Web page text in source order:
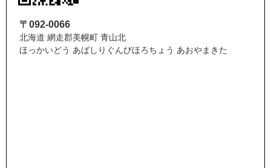
〒092-0066
北海道 網走郡美幌町 青山北
ほっかいどう あばしりぐんびほろちょう あおやまきた